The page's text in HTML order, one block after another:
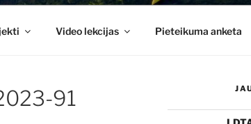
Video lekcijas Pieteikuma anketa
91